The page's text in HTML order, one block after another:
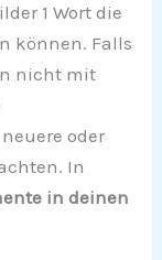
1 Wort die
können. Falls
nicht mit
oder
In
in deinen